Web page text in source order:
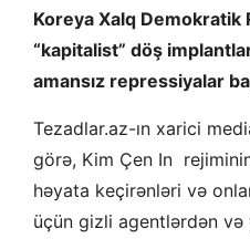
Koreya Xalq Demokratik
“kapitalist” döş
amansız repressiyalar
Tezadlar.az-ın xarici
görə, Kim Çen In
həyata keçirənləri və
üçün gizli agentlərdən